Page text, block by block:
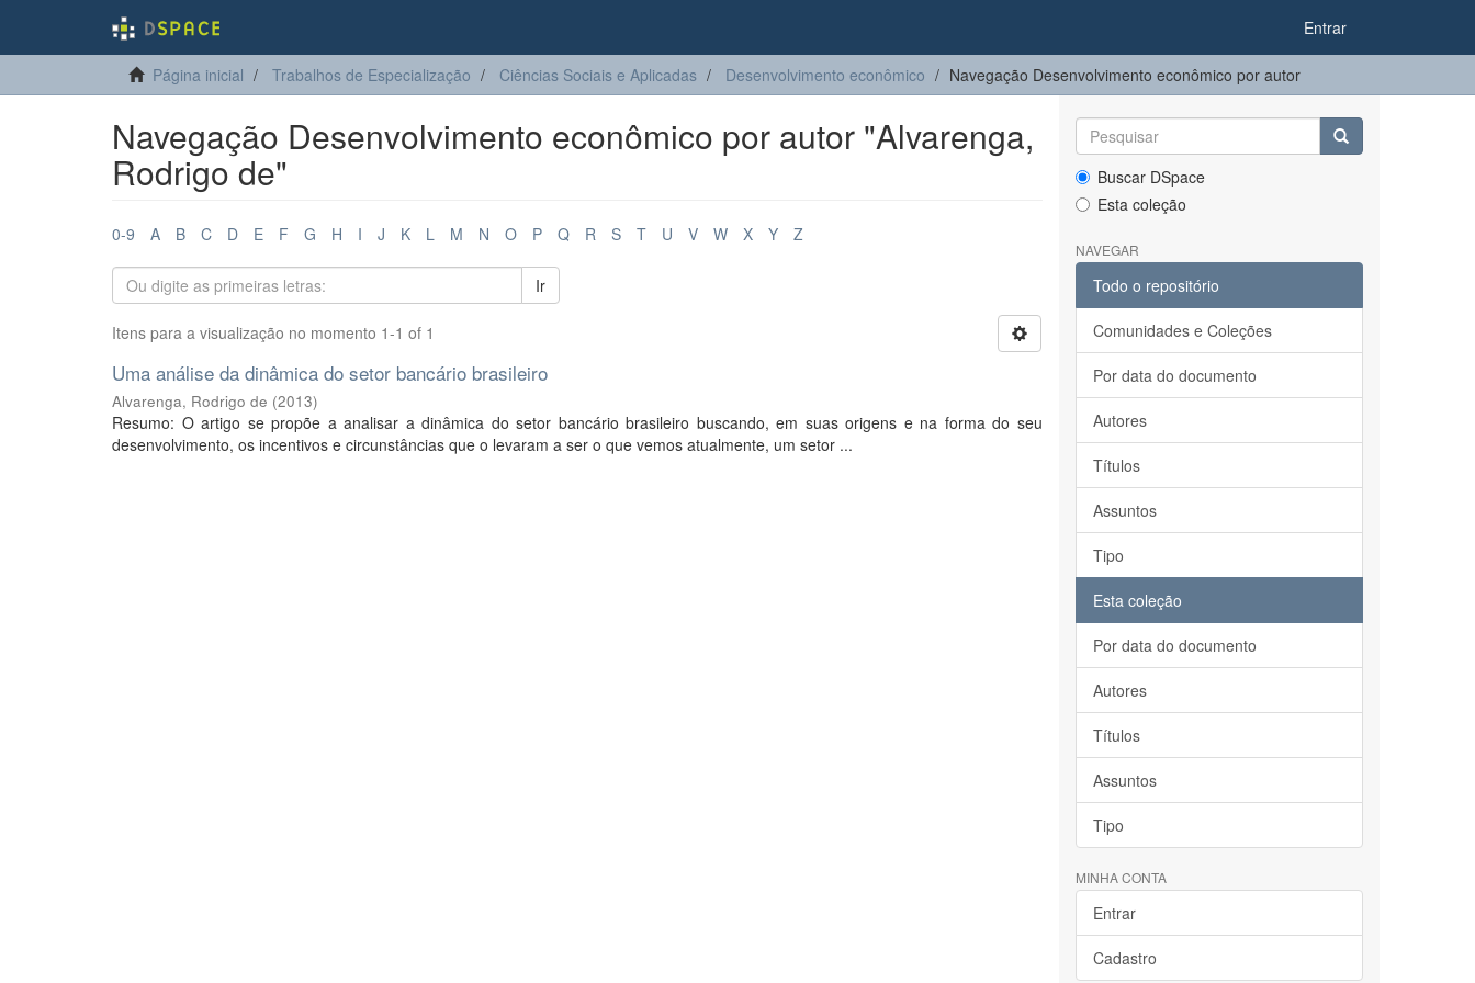
Entrar
Página inicial Trabalhos de Especialização Ciências Sociais e Aplicadas Desenvolvimento econômico Navegação Desenvolvimento econômico por autor
Navegação Desenvolvimento econômico por autor "Alvarenga,
Rodrigo de"
0-9 A B C D E F G H I J K L M N O P Q R S T U V W X Y Z
Ir
Itens para a visualização no momento 1-1 of 1
Uma análise da dinâmica do setor bancário brasileiro
Alvarenga, Rodrigo de (2013)
Resumo: O artigo se propõe a analisar a dinâmica do setor bancário brasileiro buscando, em suas origens e na forma do seu
desenvolvimento, os incentivos e circunstâncias que o levaram a ser o que vemos atualmente, um setor ...
Buscar DSpace
Esta coleção
NAVEGAR
Todo o repositório
Comunidades e Coleções
Por data do documento
Autores
Títulos
Assuntos
Tipo
Esta coleção
Por data do documento
Autores
Títulos
Assuntos
Tipo
MINHA CONTA
Entrar
Cadastro